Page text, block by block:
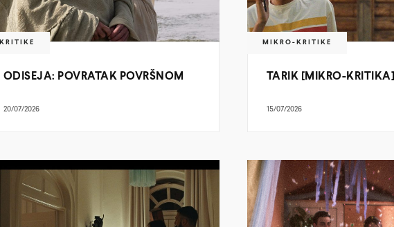
KRITIKE
ODISEJA: POVRATAK POVRŠNOM
20/07/2026
MIKRO-KRITIKE
TARIK [MIKRO-KRITIKA]
15/07/2026